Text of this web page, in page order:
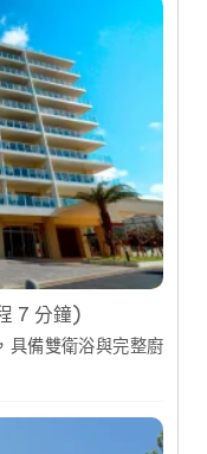
7 分鐘)
具備雙衛浴與完整廚